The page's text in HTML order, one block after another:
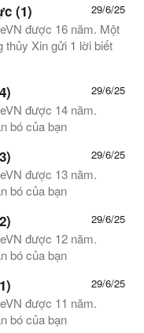
29/6/25
(1)
được 16 năm. Một
thủy Xin gửi 1 lời biết
29/6/25
được 14 năm.
bó của bạn
29/6/25
được 13 năm.
bó của bạn
29/6/25
được 12 năm.
bó của bạn
29/6/25
được 11 năm.
bó của bạn